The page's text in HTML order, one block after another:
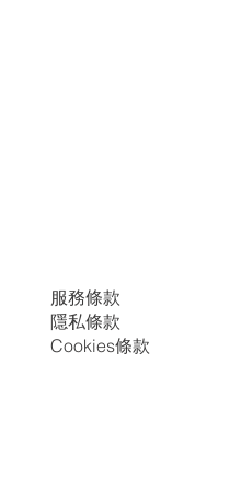
服務條款
隱私條款
Cookies條款